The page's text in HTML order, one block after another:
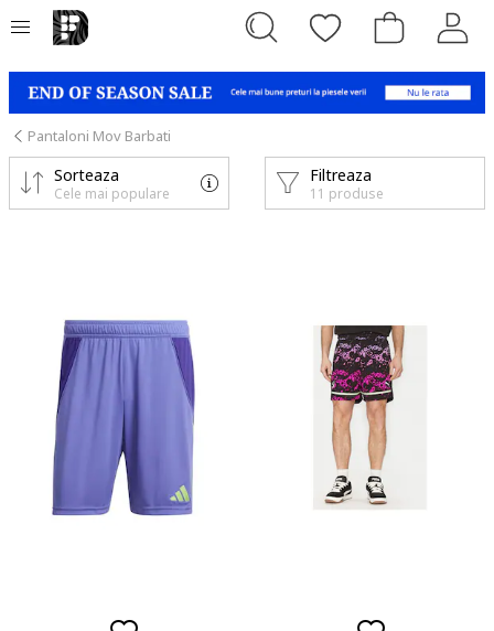
Pantaloni Mov Barbati
Filtreaza
11 produse
Sorteaza
Cele mai populare